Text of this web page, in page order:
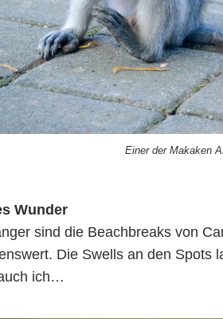
Einer der Makaken
Wunder
sind die Beachbreaks von
Die Swells an den Spots
ich…